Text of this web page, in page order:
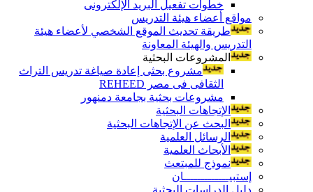
خطوات تفعيل البريد الإلكترونى
مواقع أعضاء هيئة التدريس
طريقة تحديث الموقع الشخصي لأعضاء هيئة
التدريس والهيئة المعاونة
المشروعات البحثية
مشروع بحثى إعادة صياغة تدريس التراث
الثقافى فى مصر REHEED
مشروعات بحثية بجامعة دمنهور
الإتجاهات البحثية
البحث عن الإتجاهات البحثية
الرسائل العلمية
الأبحاث العلمية
نموذج للمبتعث
إستبيـــــــــــــان
دليل الدراسات البحثية